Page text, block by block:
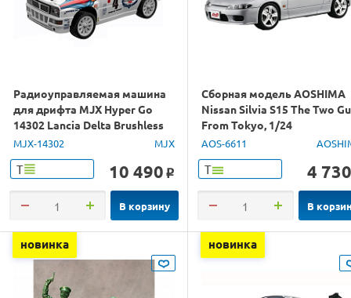
Радиоуправляемая машина
для дрифта MJX Hyper Go
14302 Lancia Delta Brushless
4WD 2.4G LED 1/14 RTR
MJX-14302 MJX
Т 10 490 o
В корзину
Сборная модель AOSHIMA
Nissan Silvia S15 The Two
From Tokyo, 1/24
AOS-6611
Т 4 730
В
новинка новинка